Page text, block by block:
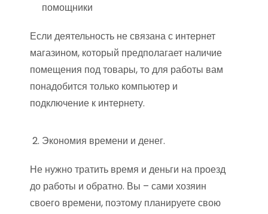
помощники
Если деятельность не связана с интернет
магазином, который предполагает наличие
помещения под товары, то для работы вам
понадобится только компьютер и
подключение к интернету.
Экономия времени и денег.
Не нужно тратить время и деньги на проезд
до работы и обратно. Вы – сами хозяин
своего времени, поэтому планируете свою